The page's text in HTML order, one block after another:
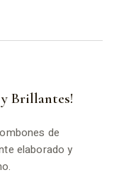
Brillantes!
de
elaborado y